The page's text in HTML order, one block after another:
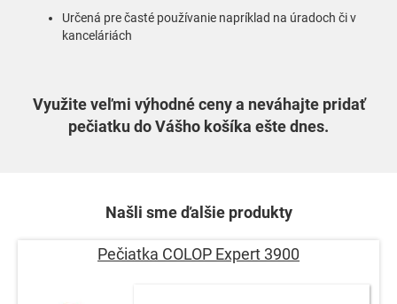
Určená pre časté používanie napríklad na úradoch či v
kanceláriách
Využite veľmi výhodné ceny a neváhajte pridať
pečiatku do Vášho košíka ešte dnes.
Našli sme ďalšie produkty
Pečiatka COLOP Expert 3900